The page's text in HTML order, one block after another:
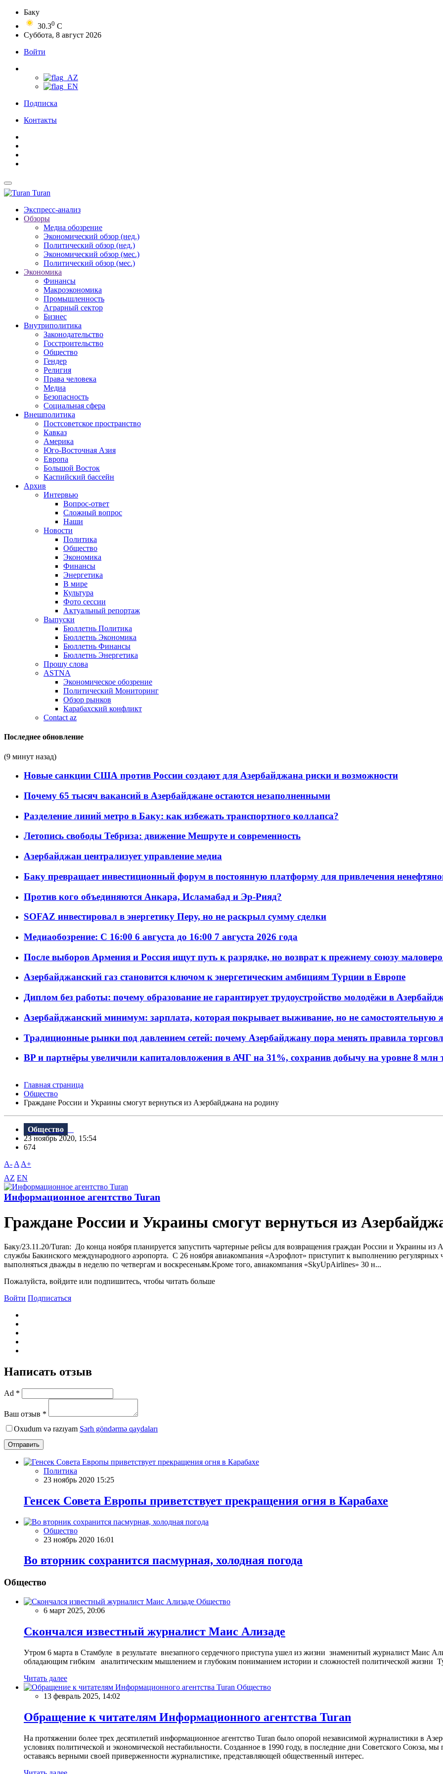
Баку
30.30 C
Суббота, 8 август 2026
Войти
Подписка
Контакты
Turan
Экспресс-анализ
Обзоры
Медиа обозрение
Экономический обзор (нед.)
Политический обзор (нед.)
Экономический обзор (мес.)
Политический обзор (мес.)
Экономика
Финансы
Макроэкономика
Промышленность
Аграрный сектор
Бизнес
Внутриполитика
Законодательство
Госстроительство
Общество
Гендер
Религия
Права человека
Медиа
Безопасность
Социальная сфера
Внешполитика
Постсоветское пространство
Кавказ
Америка
Юго-Восточная Азия
Европа
Большой Восток
Каспийский бассейн
Архив
Интервью
Вопрос-ответ
Сложный вопрос
Наши
Новости
Политика
Общество
Экономика
Финансы
Энергетика
В мире
Культура
Фото сессии
Актуальный репортаж
Выпуски
Бюллетнь Политика
Бюллетнь Экономика
Бюллетнь Финансы
Бюллетнь Энергетика
Прошу слова
ASTNA
Экономическое обозрение
Политический Мониторинг
Обзор рынков
Карабахский конфликт
Contact az
Последнее обновление
(9 минут назад)
Новые санкции США против России создают для Азербайджана риски и возможности
Почему 65 тысяч вакансий в Азербайджане остаются незаполненными
Разделение линий метро в Баку: как избежать транспортного коллапса?
Летопись свободы Тебриза: движение Мешруте и современность
Азербайджан централизует управление медиа
Баку превращает инвестиционный форум в постоянную платформу для привлечения
Против кого объединяются Анкара, Исламабад и Эр-Рияд?
SOFAZ инвестировал в энергетику Перу, но не раскрыл сумму сделки
Медиаобозрение: С 16:00 6 августа до 16:00 7 августа 2026 года
После выборов Армения и Россия ищут путь к разрядке, но возврат к прежнему союзу
Азербайджанский газ становится ключом к энергетическим амбициям Турции в Европе
Диплом без работы: почему образование не гарантирует трудоустройство молодёжи в
Азербайджанский минимум: зарплата, которая покрывает выживание, но не самостоятельную
Традиционные рынки под давлением сетей: почему Азербайджану пора менять правила
BP и партнёры увеличили капиталовложения в АЧГ на 31%, сохранив добычу на уровне 8 млн
Главная страница
Общество
Граждане России и Украины смогут вернуться из Азербайджана на родину
Общество
23 ноябрь 2020, 15:54
674
A- A A+
AZ EN
Информационное агентство Turan
Граждане России и Украины смогут вернуться из
Баку/23.11.20/Turan: До конца ноября планируется запустить чартерные рейсы для возвращения граждан России и Украины
службы Бакинского международного аэропорта. С 26 ноября авиакомпания «Аэрофлот» приступит к выполнению
выполняться дважды в неделю по четвергам и воскресеньям.Кроме того, авиакомпания «SkyUpAirlines» 30 н...
Пожалуйста, войдите или подпишитесь, чтобы читать больше
Войти Подписаться
Написать отзыв
Ad *
Ваш отзыв *
Oxudum və razıyam Şərh göndərmə qaydaları
Отправить
Политика
23 ноябрь 2020 15:25
Генсек Совета Европы приветствует прекращения огня в Карабахе
Общество
23 ноябрь 2020 16:01
Во вторник сохранится пасмурная, холодная погода
Общество
Общество
6 март 2025, 20:06
Скончался известный журналист Маис Ализаде
Утром 6 марта в Стамбуле в результате внезапного сердечного приступа ушел из жизни знаменитый журналист Маис
обладающим гибким аналитическим мышлением и глубоким пониманием истории и сложностей политической жизни
Читать далее
Общество
13 февраль 2025, 14:02
Обращение к читателям Информационного агентства Turan
На протяжении более трех десятилетий информационное агентство Turan было опорой независимой журналистики в
условиях политической и экономической нестабильности. Созданное в 1990 году, в последние дни Советского Союза,
оставаясь верными своей приверженности журналистике, представляющей общественный интерес.